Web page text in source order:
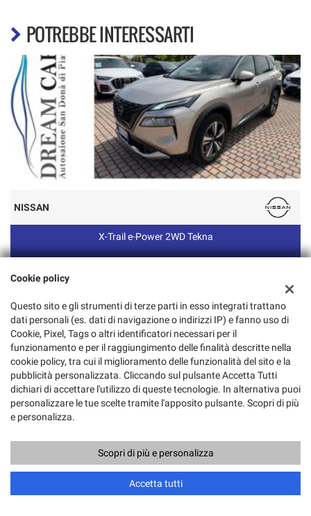
Contatta un consulente
POTREBBE INTERESSARTI
NISSAN
X-Trail e-Power 2WD Tekna
03/2023
40.000 KM
Elettrica/Benzina
Cambio Automatico
1497 cc
Navigatore satellitare
Cookie policy
Questo sito e gli strumenti di terze parti in esso integrati trattano
dati personali (es. dati di navigazione o indirizzi IP) e fanno uso di
Cookie, Pixel, Tags o altri identificatori necessari per il
funzionamento e per il raggiungimento delle finalità descritte nella
cookie policy, tra cui il miglioramento delle funzionalità del sito e la
pubblicità personalizzata. Cliccando sul pulsante Accetta Tutti
dichiari di accettare l'utilizzo di queste tecnologie. In alternativa puoi
personalizzare le tue scelte tramite l'apposito pulsante. Scopri di più
e personalizza.
Scopri di più e personalizza
Accetta tutti